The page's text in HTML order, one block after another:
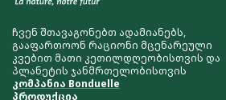
ჩვენ შთავაგონებთ ადამიანებს,
გააფართოონ რაციონი მცენარეული
კვებით მათი კეთილდღეობისთვის და
პლანეტის ჯანმრთელობისთვის
კომპანია Bonduelle
პროდუქცია